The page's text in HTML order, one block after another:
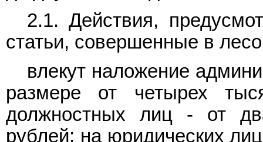
2.1. Действия,
статьи, совершенные в
влекут наложение
размере от четырех
должностных лиц - от
рублей; на юридических